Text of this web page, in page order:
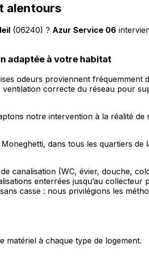
alentours
(06240) ? Azur Service 06
adaptée à votre habitat
odeurs proviennent
correcte du réseau pour
notre intervention à la réalité
dans tous les quartiers
canalisation (WC, évier, douche,
enterrées jusqu’au
casse : nous privilégions les
matériel à chaque type de logement.